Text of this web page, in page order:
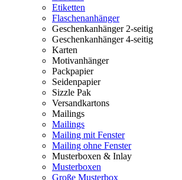
Etiketten
Flaschenanhänger
Geschenkanhänger 2-seitig
Geschenkanhänger 4-seitig
Karten
Motivanhänger
Packpapier
Seidenpapier
Sizzle Pak
Versandkartons
Mailings
Mailings
Mailing mit Fenster
Mailing ohne Fenster
Musterboxen & Inlay
Musterboxen
Große Musterbox